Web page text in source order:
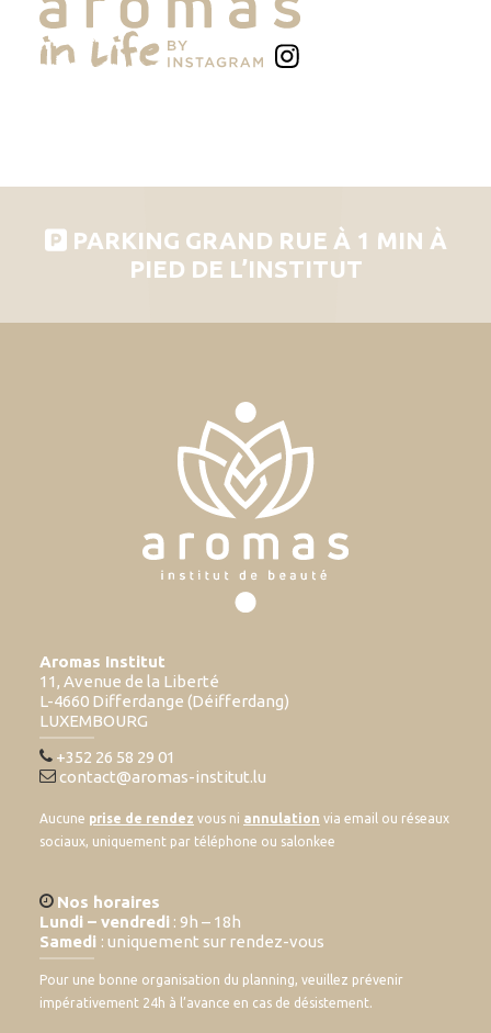
PARKING GRAND RUE À 1 MIN À
PIED DE L’INSTITUT
Aromas Institut
11, Avenue de la Liberté
L-4660 Differdange (Déifferdang)
LUXEMBOURG
+352 26 58 29 01
contact@aromas-institut.lu
Aucune prise de rendez vous ni annulation via email ou réseaux
sociaux, uniquement par téléphone ou salonkee
Nos horaires
Lundi – vendredi : 9h – 18h
Samedi : uniquement sur rendez-vous
Pour une bonne organisation du planning, veuillez prévenir
impérativement 24h à l’avance en cas de désistement.